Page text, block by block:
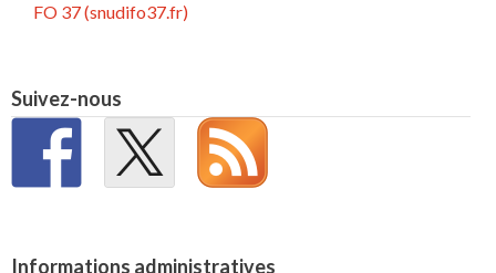
FO 37 (snudifo37.fr)
Suivez-nous
Informations administratives